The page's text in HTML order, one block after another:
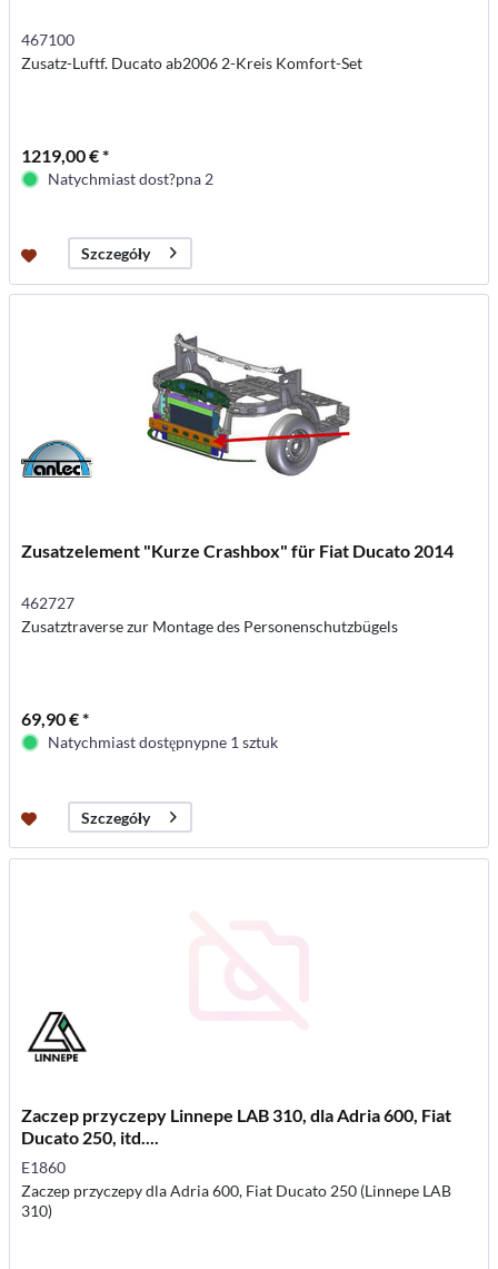
467100
Zusatz-Luftf. Ducato ab2006 2-Kreis Komfort-Set
1219,00 € *
Natychmiast dost?pna 2
Szczegóły
Zusatzelement "Kurze Crashbox" für Fiat Ducato 2014
462727
Zusatztraverse zur Montage des Personenschutzbügels
69,90 € *
Natychmiast dostępnypne 1 sztuk
Szczegóły
Zaczep przyczepy Linnepe LAB 310, dla Adria 600, Fiat
Ducato 250, itd....
E1860
Zaczep przyczepy dla Adria 600, Fiat Ducato 250 (Linnepe LAB
310)